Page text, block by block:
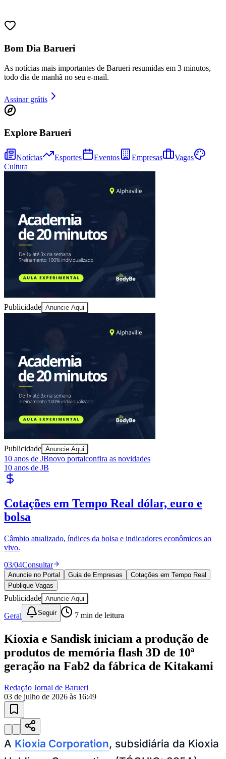
Fortaleza
Athletico-PR
Bragantino
Bom Dia Barueri
As notícias mais importantes de Barueri resumidas em 3 minutos,
todo dia de manhã no seu e-mail.
Assinar grátis
Explore Barueri
Notícias Esportes Eventos Empresas
Vagas
Cultura
Publicidade Anuncie Aqui
Publicidade Anuncie Aqui
10 anos de JBnovo portalconfira as novidades
10 anos de JB
Publique Vagas encontre talentos
Publique vagas e encontre os melhores profissionais da região.
04/04Publicar
Anuncie no Portal
Publique Vagas
Publicidade Anuncie Aqui
Geral Seguir 7min de leitura
Kioxia e Sandisk iniciam a produção de
geração na Fab2 da fábrica de Kitakami
Redação Jornal de Barueri
03 de julho de 2026 às 16:49
AKioxia Corporation
Holdings Corporation (TÓQUIO: 285A), e a
Sandisk Corporation (Nasdaq: SNDK)